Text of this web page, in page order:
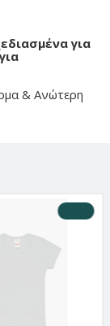
για
& Ανώτερη